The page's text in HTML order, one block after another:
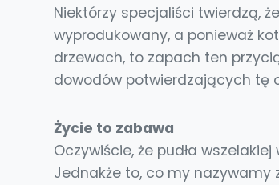
Niektórzy specjaliści twierdzą,
wyprodukowany, a ponieważ
drzewach, to zapach ten
dowodów potwierdzających tę
Życie to zabawa
Oczywiście, że pudła
Jednakże to, co my nazywamy